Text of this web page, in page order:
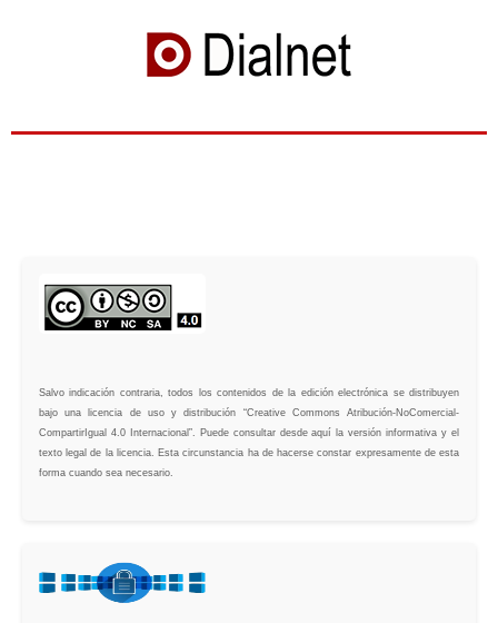
Salvo indicación contraria, todos los contenidos de la edición electrónica se distribuyen
bajo una licencia de uso y distribución “Creative Commons Atribución-NoComercial-
CompartirIgual 4.0 Internacional”. Puede consultar desde aquí la versión informativa y el
texto legal de la licencia. Esta circunstancia ha de hacerse constar expresamente de esta
forma cuando sea necesario.